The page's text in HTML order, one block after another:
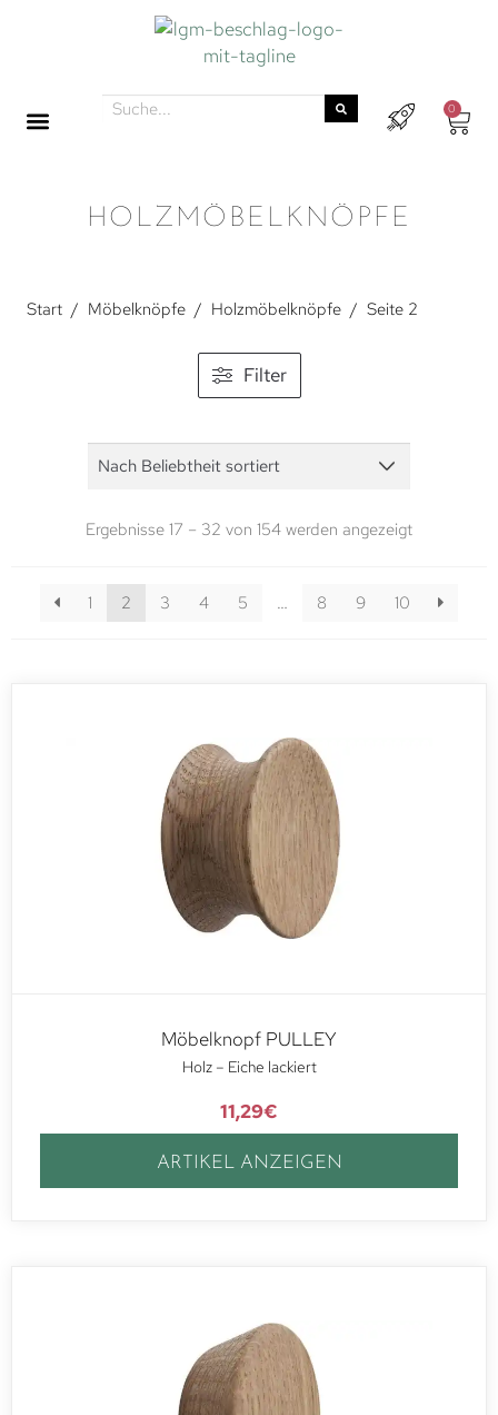
0
HOLZMÖBELKNÖPFE
Start / Möbelknöpfe / Holzmöbelknöpfe / Seite 2
Filter
Ergebnisse 17 – 32 von 154 werden angezeigt
1 2 3 4 5 … 8 9 10
Möbelknopf PULLEY
Holz – Eiche lackiert
11,29€
ARTIKEL ANZEIGEN